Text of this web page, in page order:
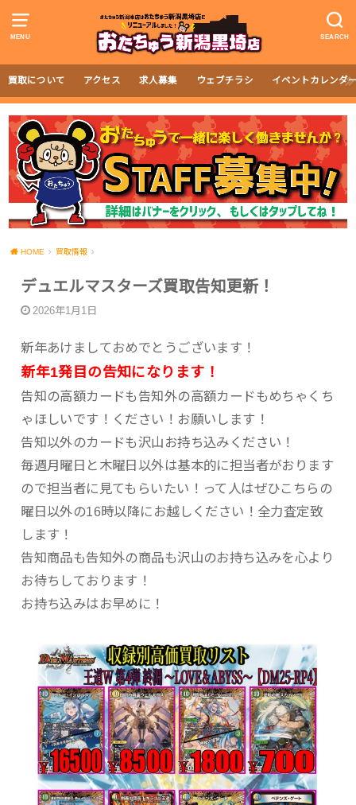
MENU SEARCH
買取について アクセス 求人募集 ウェブチラシ イベントカレンダ
HOME 買取情報
デュエルマスターズ買取告知更新！
2026年1月1日
新年あけましておめでとうございます！
新年1発目の告知になります！
告知の高額カードも告知外の高額カードもめちゃくち
ゃほしいです！ください！お願いします！
告知以外のカードも沢山お持ち込みください！
毎週月曜日と木曜日以外は基本的に担当者がおります
ので担当者に見てもらいたい！って人はぜひこちらの
曜日以外の16時以降にお越しください！全力査定致
します！
告知商品も告知外の商品も沢山のお持ち込みを心より
お待ちしております！
お持ち込みはお早めに！